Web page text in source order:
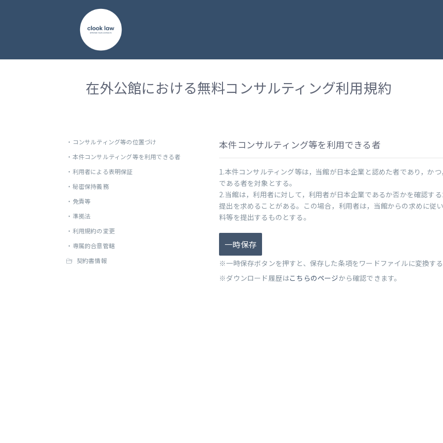
在外公館における無料コンサルティング利用規約
・ コンサルティング等の位置づけ
・ 本件コンサルティング等を利用できる者
・ 利用者による表明保証
・ 秘密保持義務
・ 免責等
・ 準拠法
・ 利用規約の変更
・ 専属的合意管轄
契約書情報
本件コンサルティング等を利用できる者
1.本件コンサルティング等は，当館が日本企業と認めた者であり，か
である者を対象とする。
2.当館は，利用者に対して，利用者が日本企業であるか否かを確認す
提出を求めることがある。この場合，利用者は，当館からの求めに従
料等を提出するものとする。
一時保存
※一時保存ボタンを押すと、保存した条項をワードファイルに変換する
※ダウンロード履歴はこちらのページから確認できます。